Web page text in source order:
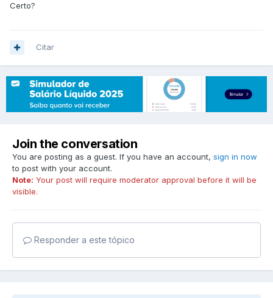
Certo?
Citar
Join the conversation
You are posting as a guest. If you have an account, sign in now
to post with your account.
Note: Your post will require moderator approval before it will be
visible.
Responder a este tópico